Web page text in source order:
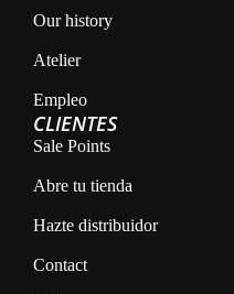
Our history
Atelier
Empleo
CLIENTES
Sale Points
Abre tu tienda
Hazte distribuidor
Contact